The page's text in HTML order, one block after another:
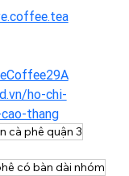
ho-chi-
thang
cà phê quận 3
có bàn dài nhóm